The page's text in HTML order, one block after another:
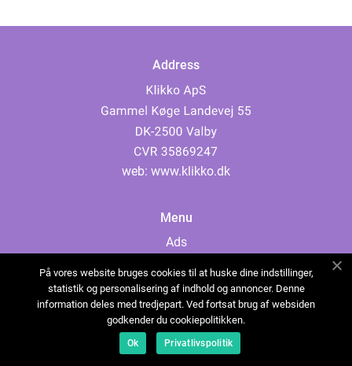
Address
web: www.klikko.dk
Menu
Ads
Cookies
Contact
Sitemap
På vores website bruges cookies til at huske dine indstillinger,
statistik og personalisering af indhold og annoncer. Denne
information deles med tredjepart. Ved fortsat brug af websiden
godkender du cookiepolitikken.
Ok Privatlivspolitik